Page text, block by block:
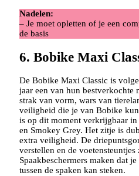
Nadelen:
– Je moet opletten of je een
de basis
6. Bobike Maxi
De Bobike Maxi Classic is
jaar een van hun bestverkochte
strak van vorm, wars van
veiligheid die je van Bobike
is op dit moment verkrijgbaar
en Smokey Grey. Het zitje is
extra veiligheid. De
verstellen en de
Spaakbeschermers maken dat
tussen de spaken kan steken.